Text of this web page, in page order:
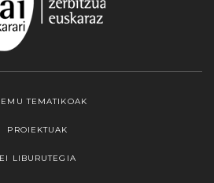
TEMATIKOAK
PROIEKTUAK
EI LIBURUTEGIA